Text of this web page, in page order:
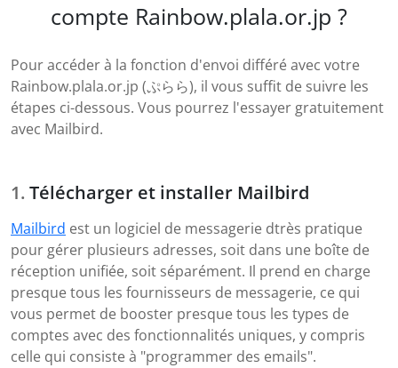
compte Rainbow.plala.or.jp ?
Pour accéder à la fonction d'envoi différé avec votre
Rainbow.plala.or.jp (ぷらら), il vous suffit de suivre les
étapes ci-dessous. Vous pourrez l'essayer gratuitement
avec Mailbird.
Télécharger et installer Mailbird
Mailbird est un logiciel de messagerie dtrès pratique
pour gérer plusieurs adresses, soit dans une boîte de
réception unifiée, soit séparément. Il prend en charge
presque tous les fournisseurs de messagerie, ce qui
vous permet de booster presque tous les types de
comptes avec des fonctionnalités uniques, y compris
celle qui consiste à "programmer des emails".